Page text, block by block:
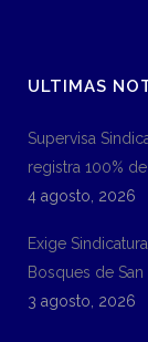
ULTIMAS
Supervisa
registra 100%
4 agosto, 2026
Exige
Bosques de
3 agosto, 2026